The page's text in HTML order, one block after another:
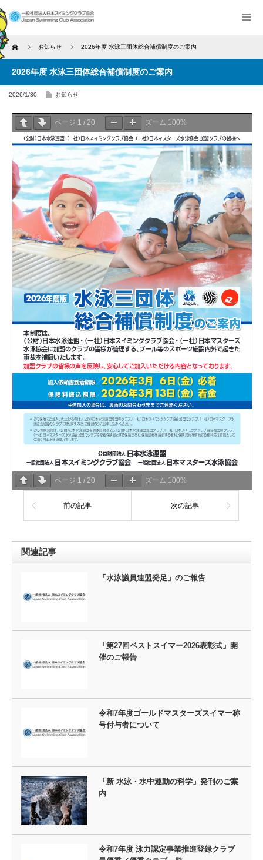
Home お知らせ 2026年度 水泳三団体総合補償制度のご案内
2026年度 水泳三団体総合補償制度のご案内
2026/1/30 お知らせ
ページ 1 / 20 ズーム 100%
ページ 1 / 20 ズーム 100%
前の記事 次の記事
関連記事
「水泳議員連盟発足」のご報告
「第27回ベストスイマー2026表彰式」開
催のご報告
令和7年度ゴールドマスターズスイマー称
号付与者について
「新 水泳・水中運動の科学」発刊のご案
内
令和7年度 泳力認定事業推進登録クラブ